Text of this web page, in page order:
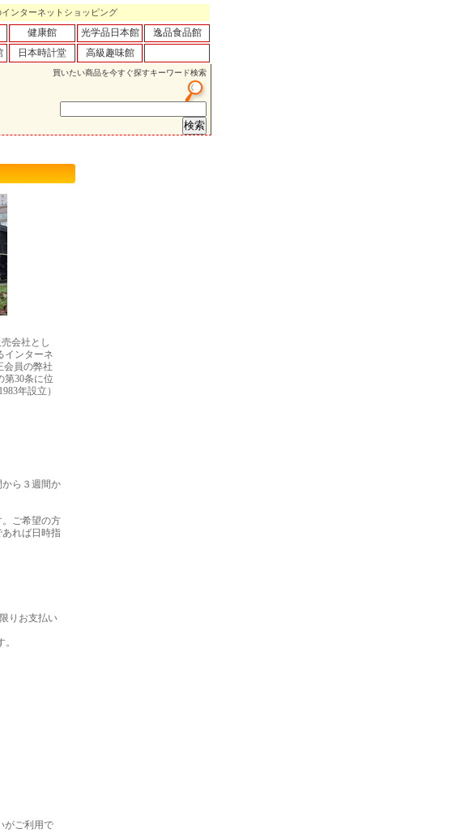
ンターネットショッピング
健康館 光学品日本館
逸品食品館
日本時計堂 高級趣味館
買いたい商品を今すぐ探すキーワード検索
会社とし
インターネ
会員の弊社
第30条に位
年設立）
ら３週間か
ご希望の方
れば日時指
りお支払い
がご利用で